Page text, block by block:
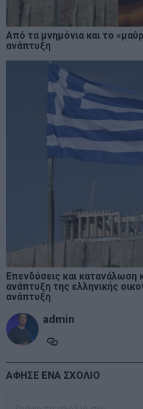
Από τα μνημόνια και το
ανάπτυξη
Επενδύσεις και κατανάλωση
ανάπτυξη της ελληνικής
ανάπτυξη
admin
ΑΦΗΣΕ ΕΝΑ ΣΧΟΛΙΟ